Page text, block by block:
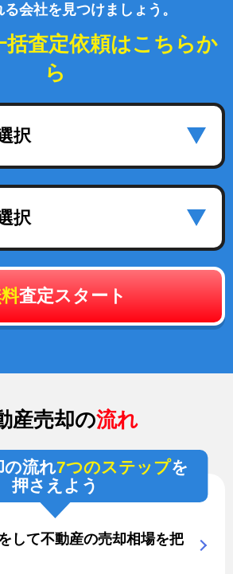
会社を見つけましょう。
括査定依頼はこちらか
ら
択
択
査定スタート
産売却の流れ
の流れ7つのステップを
押さえよう
して不動産の売却相場を把